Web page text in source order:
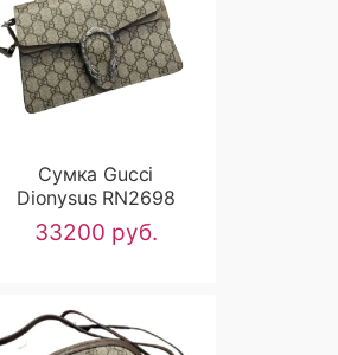
Сумка Gucci
Dionysus RN2698
33200 руб.